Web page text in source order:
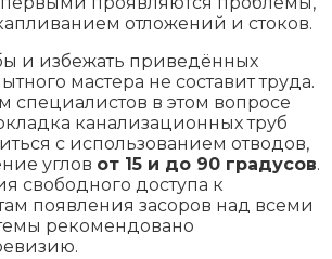
отложений и стоков.
и избежать приведённых
мастера не составит труда.
специалистов в этом вопросе
канализационных труб
с использованием отводов,
углов от 15 и до 90 градусов.
свободного доступа к
появления засоров над всеми
рекомендовано